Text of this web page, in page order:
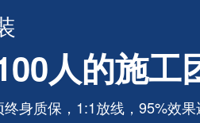
人的施工
身质保，1:1放线，95%效